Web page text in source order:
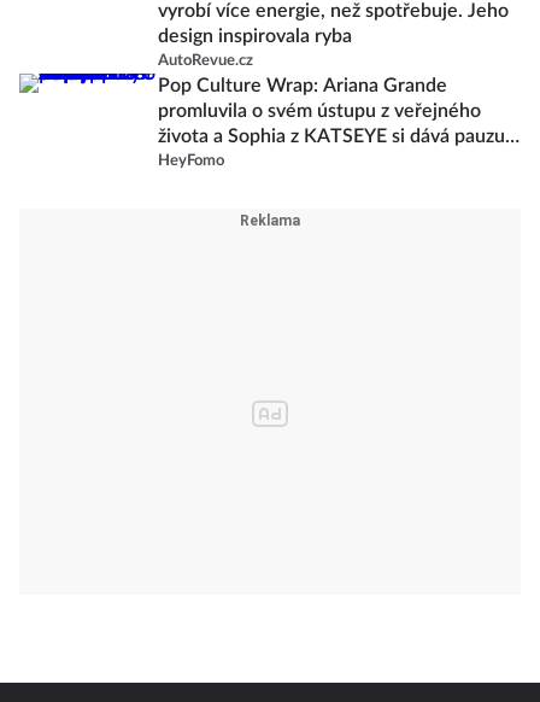
vyrobí více energie, než spotřebuje. Jeho
design inspirovala ryba
AutoRevue.cz
Pop Culture Wrap: Ariana Grande
promluvila o svém ústupu z veřejného
života a Sophia z KATSEYE si dává pauzu
od skupiny
HeyFomo